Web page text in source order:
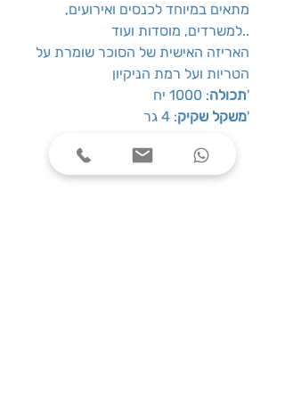
מתאים במיוחד לכנסים ואירועים,
למשרדים, מוסדות ועוד..
האריזה האישית של הסוכר שומרת על
הטריות ועל רמת הניקיון
תכולה: 1000 יח'
משקל שקיק: 4 גר'